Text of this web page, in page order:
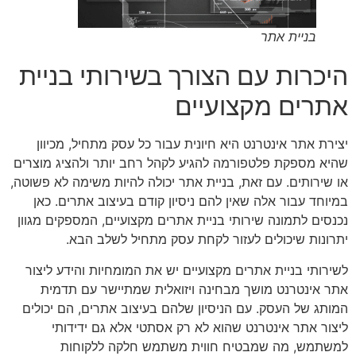
בניית אתר
היכרות עם הצורך בשירותי בניית
אתרים מקצועיים
יצירת אתר אינטרנט היא חיונית עבור כל עסק מתחיל, מכיוון
שהיא מספקת פלטפורמה להגיע לקהל רחב יותר ולהציג מוצרים
או שירותים. עם זאת, בניית אתר יכולה להיות משימה לא פשוטה,
במיוחד עבור אלה שאין להם ניסיון קודם בעיצוב אתרים. כאן
נכנסים לתמונה שירותי בניית אתרים מקצועיים, המספקים מגוון
יתרונות שיכולים לעזור לקחת עסק מתחיל לשלב הבא.
לשירותי בניית אתרים מקצועיים יש את המומחיות והידע ליצור
אתר אינטרנט מושך מבחינה ויזואלית שמתיישר עם תדמית
המותג של העסק. עם הניסיון שלהם בעיצוב אתרים, הם יכולים
ליצור אתר אינטרנט שהוא לא רק אסתטי אלא גם ידידותי
למשתמש, מה שמבטיח חווית משתמש חלקה ללקוחות